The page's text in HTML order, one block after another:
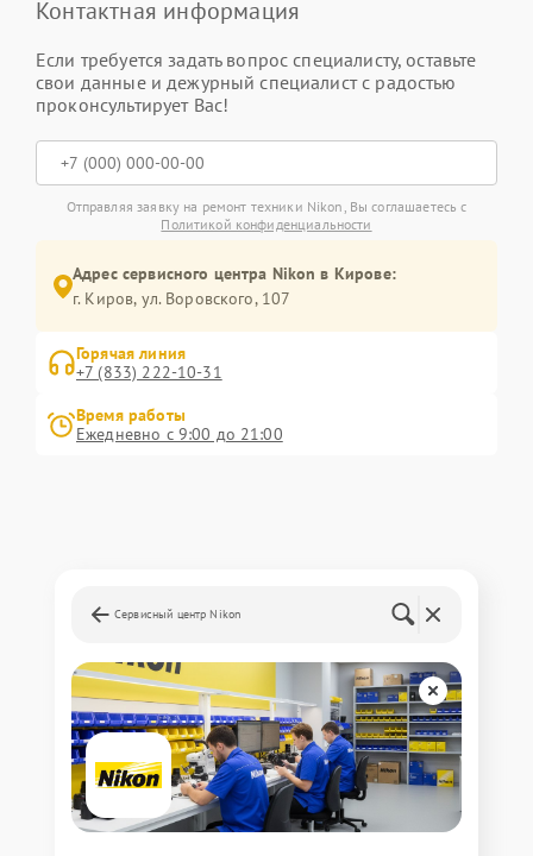
Контактная информация
Если требуется задать вопрос специалисту, оставьте
свои данные и дежурный специалист с радостью
проконсультирует Вас!
Отправляя заявку на ремонт техники Nikon, Вы соглашаетесь с
Политикой конфиденциальности
Адрес сервисного центра Nikon в Кирове:
г. Киров, ул. Воровского, 107
Горячая линия
+7 (833) 222-10-31
Время работы
Ежедневно с 9:00 до 21:00
Сервисный центр Nikon